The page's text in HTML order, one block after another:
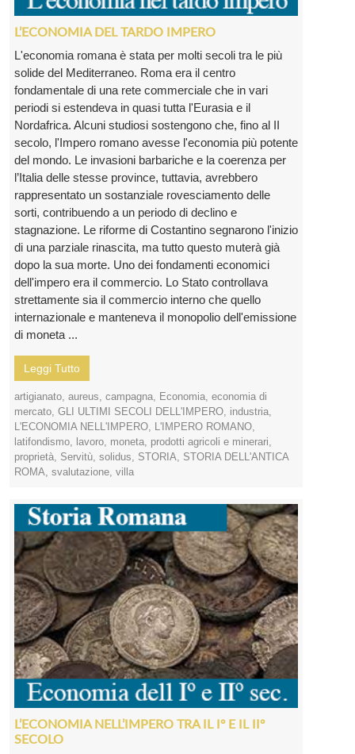
L’ECONOMIA DEL TARDO IMPERO
L'economia romana è stata per molti secoli tra le più
solide del Mediterraneo. Roma era il centro
fondamentale di una rete commerciale che in vari
periodi si estendeva in quasi tutta l'Eurasia e il
Nordafrica. Alcuni studiosi sostengono che, fino al II
secolo, l'Impero romano avesse l'economia più potente
del mondo. Le invasioni barbariche e la coerenza per
l’Italia delle stesse province, tuttavia, avrebbero
rappresentato un sostanziale rovesciamento delle
sorti, contribuendo a un periodo di declino e
stagnazione. Le riforme di Costantino segnarono l'inizio
di una parziale rinascita, ma tutto questo muterà già
dopo la sua morte. Uno dei fondamenti economici
dell'impero era il commercio. Lo Stato controllava
strettamente sia il commercio interno che quello
internazionale e manteneva il monopolio dell'emissione
di moneta ...
Leggi Tutto
artigianato, aureus, campagna, Economia, economia di
mercato, GLI ULTIMI SECOLI DELL'IMPERO, industria,
L'ECONOMIA NELL'IMPERO, L'IMPERO ROMANO,
latifondismo, lavoro, moneta, prodotti agricoli e minerari,
proprietà, Servitù, solidus, STORIA, STORIA DELL'ANTICA
ROMA, svalutazione, villa
L’ECONOMIA NELL’IMPERO TRA IL Iº E IL IIº
SECOLO